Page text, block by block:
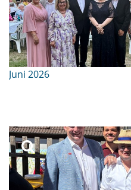
Juni 2026